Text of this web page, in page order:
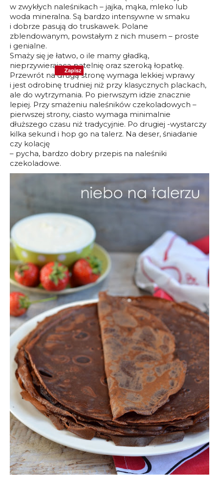
w zwykłych naleśnikach – jajka, mąka, mleko lub
woda mineralna. Są bardzo intensywne w smaku
i dobrze pasują do truskawek. Polane
zblendowanym, powstałym z nich musem – proste
i genialne.
Smaży się je łatwo, o ile mamy gładką,
nieprzywierającą patelnię oraz szeroką łopatkę.
Przewrót na drugą stronę wymaga lekkiej wprawy
i jest odrobinę trudniej niż przy klasycznych plackach,
ale do wytrzymania. Po pierwszym idzie znacznie
lepiej. Przy smażeniu naleśników czekoladowych –
pierwszej strony, ciasto wymaga minimalnie
dłuższego czasu niż tradycyjnie. Po drugiej -wystarczy
kilka sekund i hop go na talerz. Na deser, śniadanie
czy kolację
– pycha, bardzo dobry przepis na naleśniki
czekoladowe.
Zapisz